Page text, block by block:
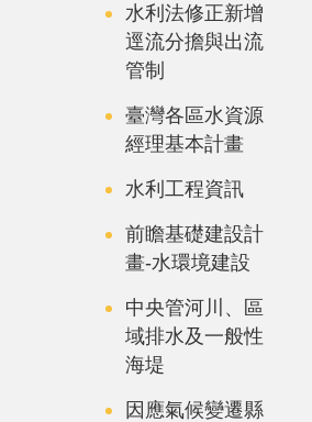
水利法修正新增
逕流分擔與出流
管制
臺灣各區水資源
經理基本計畫
水利工程資訊
前瞻基礎建設計
畫-水環境建設
中央管河川、區
域排水及一般性
海堤
因應氣候變遷縣